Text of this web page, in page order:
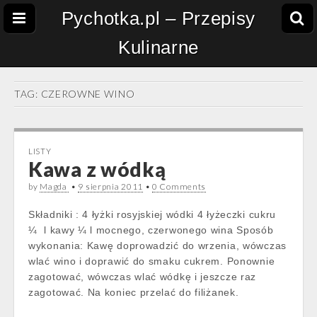
Pychotka.pl – Przepisy
Kulinarne
TAG: CZEROWNE WINO
LISTY
Kawa z wódką
by Magda • 9 sierpnia 2011 •0 Comments
Składniki : 4 łyżki rosyjskiej wódki 4 łyżeczki cukru
¼ l kawy ¼ l mocnego, czerwonego wina Sposób
wykonania: Kawę doprowadzić do wrzenia, wówczas
wlać wino i doprawić do smaku cukrem. Ponownie
zagotować, wówczas wlać wódkę i jeszcze raz
zagotować. Na koniec przelać do filiżanek.